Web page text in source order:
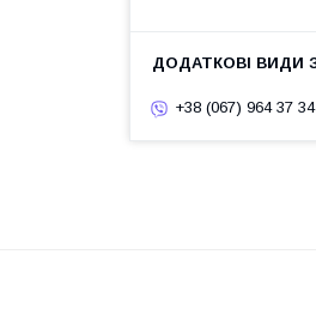
+38 (067) 964 37 34